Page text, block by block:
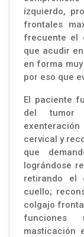
izquierdo,
frontales
frecuente el
que acudir
en forma
por eso que
El paciente
del tumor
cervical y
que
lográndose
retirando el
cuello;
colgajo
funciones
masticación